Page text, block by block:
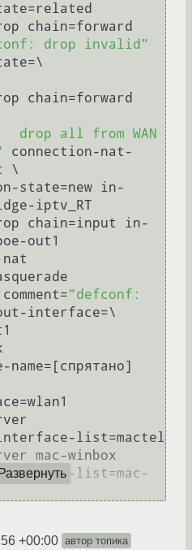
chain=forward
drop invalid"
chain=forward
drop all from WAN
connection-nat-
\
iptv_RT
chain=input in-
out1
"defconf:
interface=\
list=mactel
list=mac-
Развернуть
+00:00 автор топика